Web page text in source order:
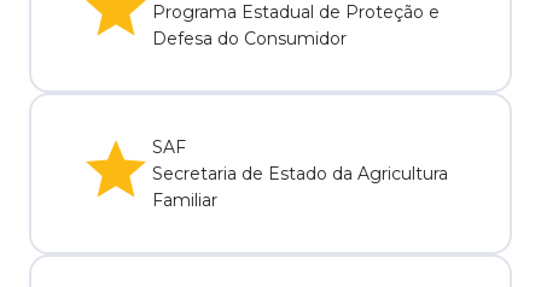
Programa Estadual de Proteção e
Defesa do Consumidor
SAF
Secretaria de Estado da Agricultura
Familiar